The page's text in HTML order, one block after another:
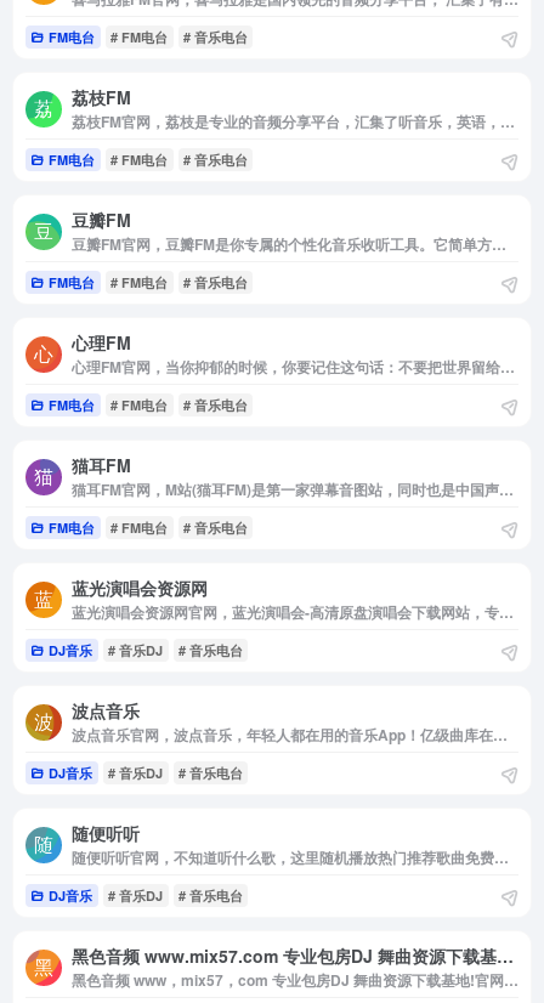
FM电台 # FM电台 # 音乐电台
荔枝FM
荔枝FM官网，荔枝是专业的音频分享平台，汇集了听音乐，英语，睡前故事，儿童故事，有声小说，相声段子，历史人文，有声书等数亿条音频，超过2亿用户选择的网络FM，随时随地，想听就听，你喜爱的音频尽在荔枝。
FM电台 # FM电台 # 音乐电台
豆瓣FM
豆瓣FM官网，豆瓣FM是你专属的个性化音乐收听工具。它简单方便，打开就能收听。在收听过程中，你可以用“红心”，“垃圾桶”或者“跳过” 告诉豆瓣FM你的喜好。豆瓣FM将根据你的操作和反馈，从海量曲库中自动发现并播出符合你音乐口味的歌曲。
FM电台 # FM电台 # 音乐电台
心理FM
心理FM官网，当你抑郁的时候，你要记住这句话：不要把世界留给烂人。
FM电台 # FM电台 # 音乐电台
猫耳FM
猫耳FM官网，M站(猫耳FM)是第一家弹幕音图站，同时也是中国声优基地，在这里可以听电台，音乐，翻唱，小说和广播剧，用二次元声音连接三次元，
FM电台 # FM电台 # 音乐电台
蓝光演唱会资源网
蓝光演唱会资源网官网，蓝光演唱会-高清原盘演唱会下载网站，专注iso和bdmv格式的蓝光Blu-ray Disc音乐会下载，本站有香港，大陆，台湾，日本，欧美演唱会
DJ音乐 # 音乐DJ # 音乐电台
波点音乐
波点音乐官网，波点音乐，年轻人都在用的音乐App！亿级曲库在线畅听，网罗各种音乐大咖，学生党必备的宝藏应用。歌多，好看，省钱，极简界面与极致听歌体验，还原音乐原本的样子！
DJ音乐 # 音乐DJ # 音乐电台
随便听听
随便听听官网，不知道听什么歌，这里随机播放热门推荐歌曲免费在线播放下载，这里至少收集了过万首热门在网络上最全的音乐
DJ音乐 # 音乐DJ # 音乐电台
黑色音频 www.mix57.com 专业包房DJ 舞曲资源下载基地!
黑色音频 www，mix57，com 专业包房DJ 舞曲资源下载基地!官网，打造中国DJ音乐文化，每天同步国内外DJ舞曲，高品质数字音乐在线试听及下载，全方位满足DJ工作者及音乐爱好者的需求。